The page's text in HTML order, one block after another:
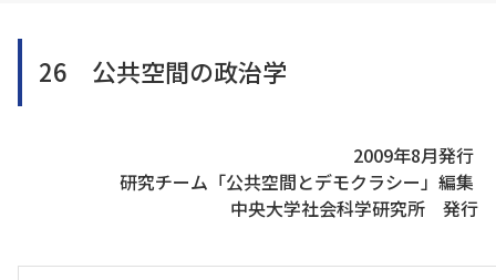
26 公共空間の政治学
2009年8月発行
研究チーム「公共空間とデモクラシー」編集
中央大学社会科学研究所 発行